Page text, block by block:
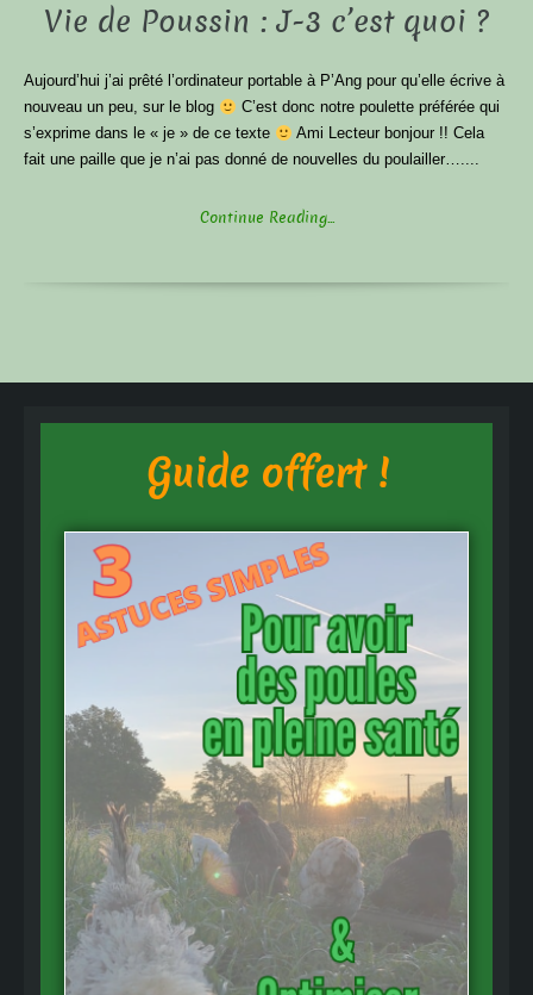
Vie de Poussin : J-3 c’est quoi ?
Aujourd’hui j’ai prêté l’ordinateur portable à P’Ang pour qu’elle écrive à
nouveau un peu, sur le blog
C’est donc notre poulette préférée qui
s’exprime dans le « je » de ce texte
Ami Lecteur bonjour !! Cela
fait une paille que je n’ai pas donné de nouvelles du poulailler…....
Continue Reading...
Guide offert !